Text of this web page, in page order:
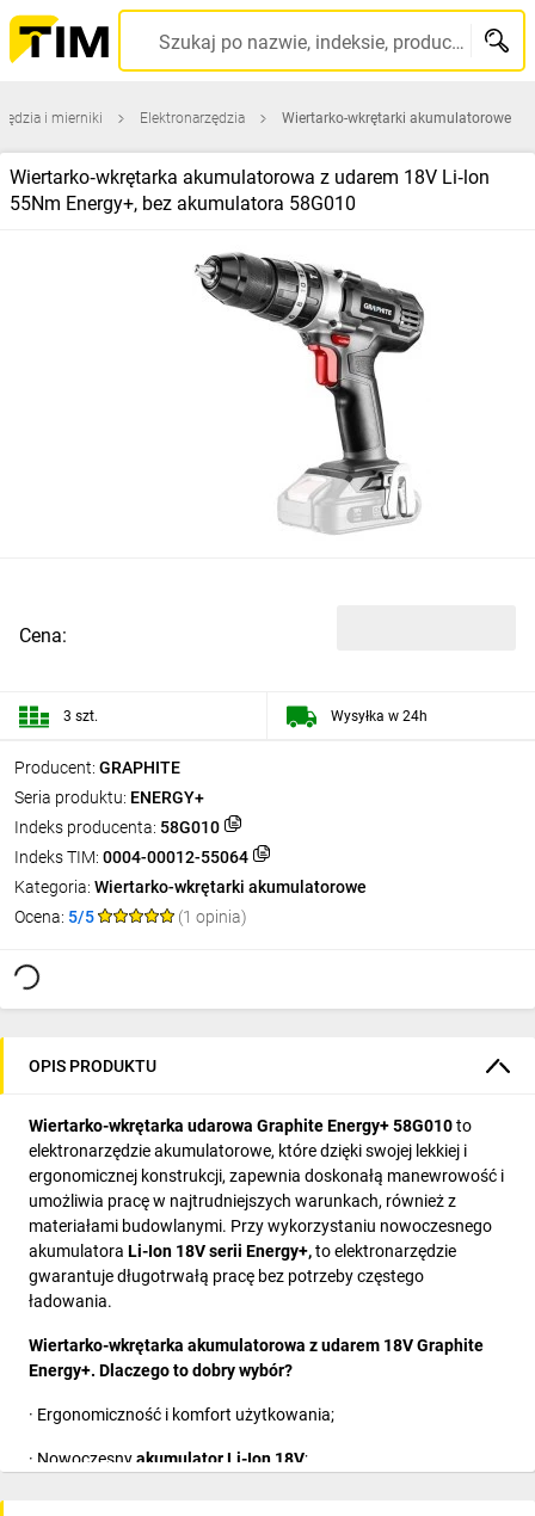
Szukaj po nazwie, indeksie, producencie, kodzie kreskowym...
i mierniki Elektronarzędzia Wiertarko-wkrętarki akumulatorowe
Wiertarko‑wkrętarka akumulatorowa z udarem 18V Li‑lon
55Nm Energy+, bez akumulatora 58G010
Producent: GRAPHITE
Seria produktu: ENERGY+
Indeks producenta: 58G010
Indeks TIM: 0004-00012-55064
Kategoria: Wiertarko-wkrętarki akumulatorowe
Ocena: 5/5 (1 opinia)
Cena:
3 szt. Wysyłka w 24h
OPIS PRODUKTU
Wiertarko-wkrętarka udarowa Graphite Energy+ 58G010to
elektronarzędzie akumulatorowe, które dzięki swojej lekkiej i
ergonomicznej konstrukcji, zapewnia doskonałą manewrowość i
umożliwia pracę w najtrudniejszych warunkach, również z
materiałami budowlanymi. Przy wykorzystaniu nowoczesnego
akumulatora Li-Ion 18V serii Energy+,to elektronarzędzie
gwarantuje długotrwałą pracę bez potrzeby częstego
ładowania.
Wiertarko-wkrętarka akumulatorowa z udarem 18V Graphite
Energy+. Dlaczego to dobry wybór?
· Ergonomiczność i komfort użytkowania;
· Nowoczesnyakumulator Li-Ion 18V;